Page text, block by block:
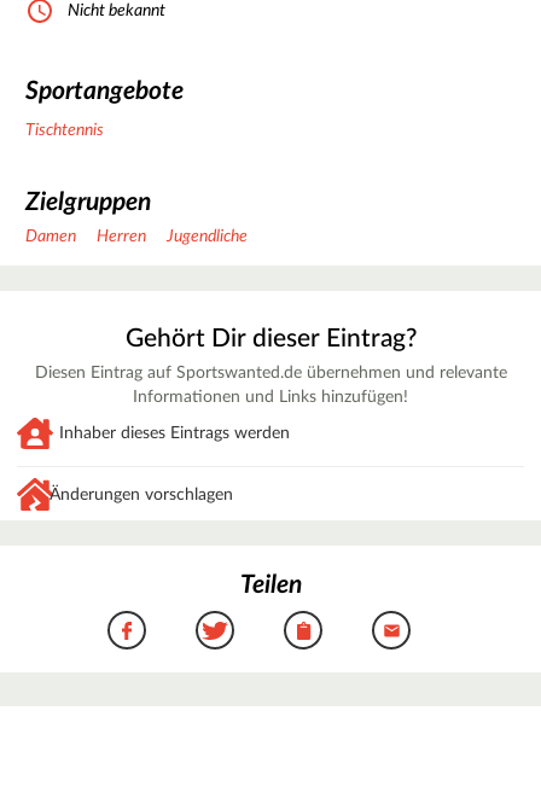
Nicht bekannt
Sportangebote
Tischtennis
Zielgruppen
Damen Herren Jugendliche
Gehört Dir dieser Eintrag?
Diesen Eintrag auf Sportswanted.de übernehmen und relevante
Informationen und Links hinzufügen!
Inhaber dieses Eintrags werden
Änderungen vorschlagen
Teilen